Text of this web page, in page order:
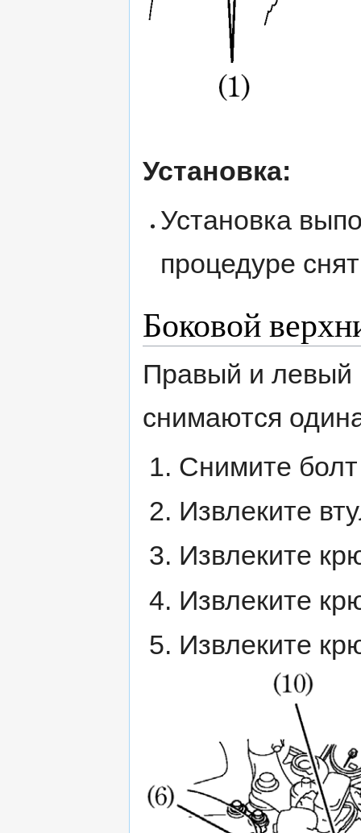
Установка:
Установка
процедуре
Боковой
Правый и левый
снимаются
Снимите
Извлеките
Извлеките
Извлеките
Извлеките